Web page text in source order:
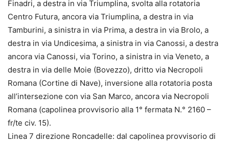
Finadri, a destra in via Triumplina, svolta alla rotatoria
Centro Futura, ancora via Triumplina, a destra in via
Tamburini, a sinistra in via Prima, a destra in via Brolo, a
destra in via Undicesima, a sinistra in via Canossi, a destra
ancora via Canossi, via Torino, a sinistra in via Veneto, a
destra in via delle Moie (Bovezzo), dritto via Necropoli
Romana (Cortine di Nave), inversione alla rotatoria posta
all’intersezione con via San Marco, ancora via Necropoli
Romana (capolinea provvisorio alla 1° fermata N.° 2160 –
fr/te civ. 15).
Linea 7 direzione Roncadelle: dal capolinea provvisorio di